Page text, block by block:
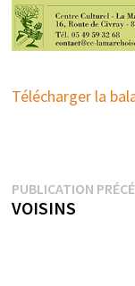
Télécharger la
de
PUBLICATION
VOISINS